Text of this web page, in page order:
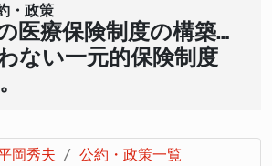
・政策
医療保険制度の構築…
ない一元的保険制度
岡秀夫
公約・政策一覧